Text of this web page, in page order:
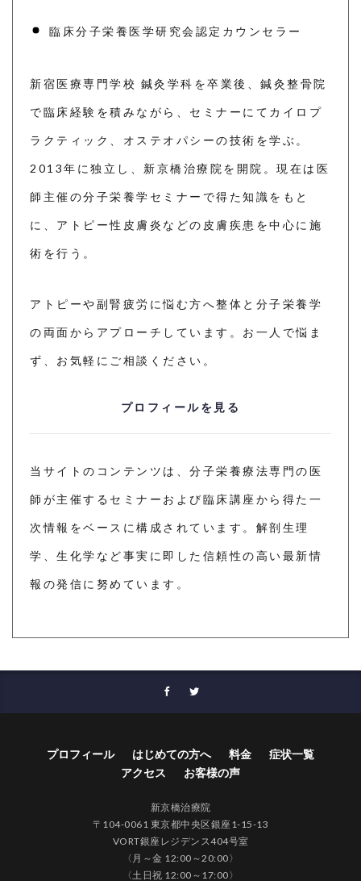
臨床分子栄養医学研究会認定カウンセラー
新宿医療専門学校 鍼灸学科を卒業後、鍼灸整骨院
で臨床経験を積みながら、セミナーにてカイロプ
ラクティック、オステオパシーの技術を学ぶ。
2013年に独立し、新京橋治療院を開院。現在は医
師主催の分子栄養学セミナーで得た知識をもと
に、アトピー性皮膚炎などの皮膚疾患を中心に施
術を行う。
アトピーや副腎疲労に悩む方へ整体と分子栄養学
の両面からアプローチしています。お一人で悩ま
ず、お気軽にご相談ください。
プロフィールを見る
当サイトのコンテンツは、分子栄養療法専門の医
師が主催するセミナーおよび臨床講座から得た一
次情報をベースに構成されています。解剖生理
学、生化学など事実に即した信頼性の高い最新情
報の発信に努めています。
プロフィール はじめての方へ 料金
症状一覧
アクセス
お客様の声
新京橋治療院
〒104-0061 東京都中央区銀座1-15-13
VORT銀座レジデンス404号室
〈月～金 12:00～20:00〉
〈土日祝 12:00～17:00〉